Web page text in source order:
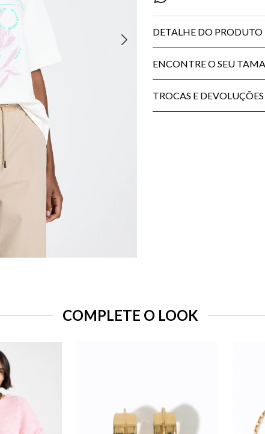
DETALHE DO PRODUTO
ENCONTRE O SEU
TROCAS E DEVOLUÇÕES
COMPLETE O LOOK